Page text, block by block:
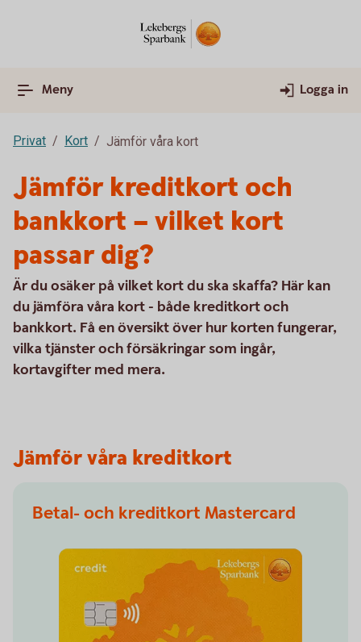
Meny Logga in
Privat Kort Jämför våra kort
Jämför kreditkort och
bankkort – vilket kort
passar dig?
Är du osäker på vilket kort du ska skaffa? Här kan
du jämföra våra kort - både kreditkort och
bankkort. Få en översikt över hur korten fungerar,
vilka tjänster och försäkringar som ingår,
kortavgifter med mera.
Jämför våra kreditkort
Betal- och kreditkort Mastercard